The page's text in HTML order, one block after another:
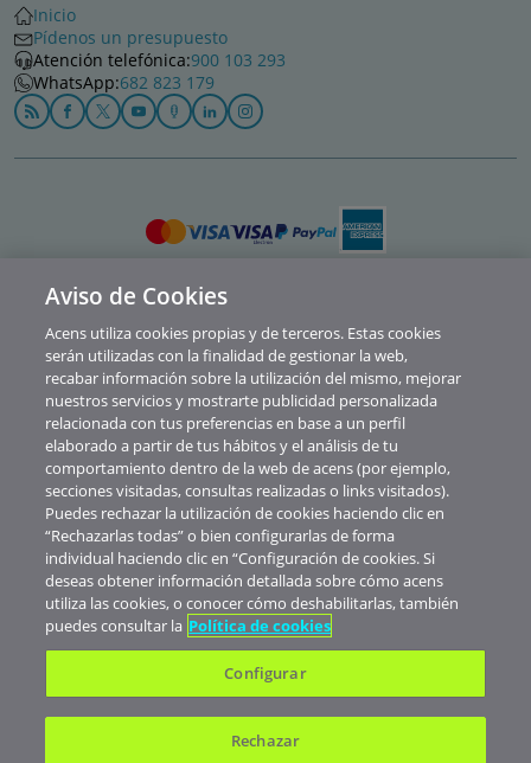
Inicio
Pídenos un presupuesto
Atención telefónica:900 103 293
WhatsApp:682 823 179
Cookies
Contacto
Soporte
Aviso legal
Canal de Denuncias y Consultas
Abuse
© Telefónica Soluciones De Informática Y Comunicaciones De España S.A.U.
Nuestros precios no muestran IVA. Realizada la contratación de servicios
Aviso de Cookies
Acens utiliza cookies propias y de terceros. Estas cookies
serán utilizadas con la finalidad de gestionar la web,
recabar información sobre la utilización del mismo, mejorar
nuestros servicios y mostrarte publicidad personalizada
relacionada con tus preferencias en base a un perfil
elaborado a partir de tus hábitos y el análisis de tu
comportamiento dentro de la web de acens (por ejemplo,
secciones visitadas, consultas realizadas o links visitados).
Puedes rechazar la utilización de cookies haciendo clic en
“Rechazarlas todas” o bien configurarlas de forma
individual haciendo clic en “Configuración de cookies. Si
deseas obtener información detallada sobre cómo acens
utiliza las cookies, o conocer cómo deshabilitarlas, también
puedes consultar la Política de cookies
Configurar
Rechazar